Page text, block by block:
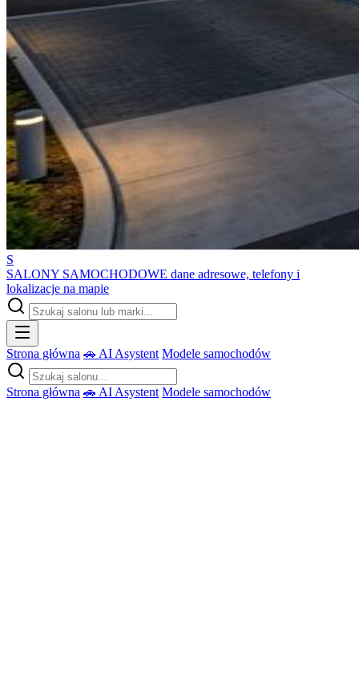
S
SALONY SAMOCHODOWE dane adresowe, telefony i
lokalizacje na mapie
Strona główna 🚗 AI Asystent Modele samochodów
Strona główna 🚗 AI Asystent Modele samochodów